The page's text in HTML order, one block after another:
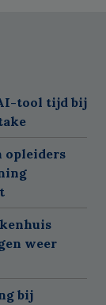
tool tijd bij
opleiders
weer
bij